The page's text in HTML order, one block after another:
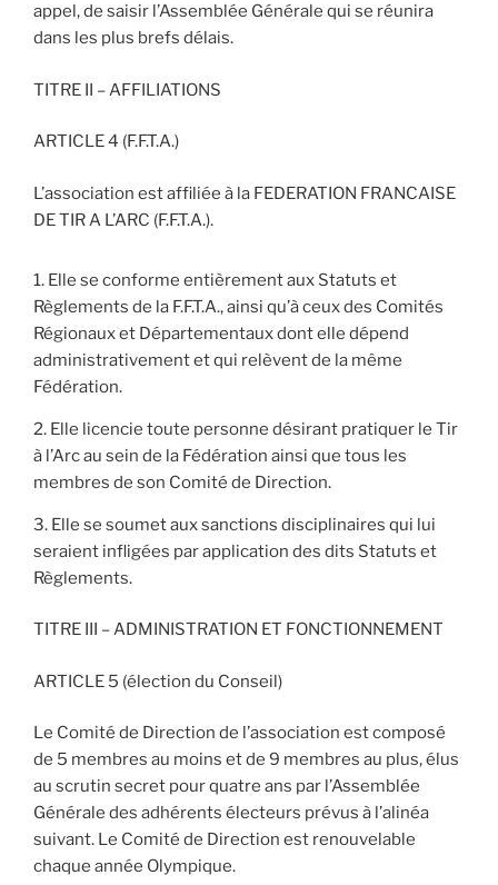
appel, de saisir l’Assemblée Générale qui se réunira
dans les plus brefs délais.
TITRE II – AFFILIATIONS
ARTICLE 4 (F.F.T.A.)
L’association est affiliée à la FEDERATION FRANCAISE
DE TIR A L’ARC (F.F.T.A.).
Elle se conforme entièrement aux Statuts et
Règlements de la F.F.T.A., ainsi qu’à ceux des Comités
Régionaux et Départementaux dont elle dépend
administrativement et qui relèvent de la même
Fédération.
Elle licencie toute personne désirant pratiquer le Tir
à l’Arc au sein de la Fédération ainsi que tous les
membres de son Comité de Direction.
Elle se soumet aux sanctions disciplinaires qui lui
seraient infligées par application des dits Statuts et
Règlements.
TITRE III – ADMINISTRATION ET FONCTIONNEMENT
ARTICLE 5 (élection du Conseil)
Le Comité de Direction de l’association est composé
de 5 membres au moins et de 9 membres au plus, élus
au scrutin secret pour quatre ans par l’Assemblée
Générale des adhérents électeurs prévus à l’alinéa
suivant. Le Comité de Direction est renouvelable
chaque année Olympique.